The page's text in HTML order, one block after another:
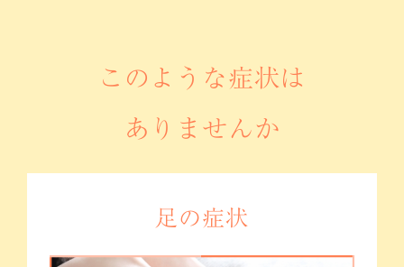
このような症状は
ありませんか
足の症状